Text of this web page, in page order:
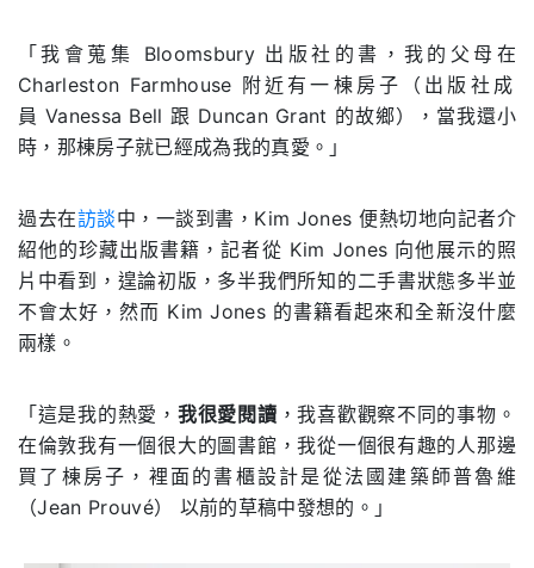
「我會蒐集 Bloomsbury 出版社的書 ，我的父母在
Charleston Farmhouse 附近有一棟房子（出版社成
員Vanessa Bell 跟 Duncan Grant 的故鄉），當我還小
時，那棟房子就已經成為我的真愛。」
過去在訪談中，一談到書， Kim Jones便熱切地向記者介
紹他的珍藏出版書籍，記者從 Kim Jones 向他展示的照
片中看到，遑論初版，多半我們所知的二手書狀態多半並
不會太好，然而 Kim Jones 的書籍看起來和全新沒什麼
兩樣。
「這是我的熱愛， 我很愛閱讀 ，我喜歡觀察不同的事物。
在倫敦我有一個很大的圖書館，我從一個很有趣的人那邊
買了棟房子，裡面的書櫃設計是從法國建築師普魯維
（Jean Prouvé） 以前的草稿中發想的。」